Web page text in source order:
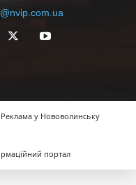
Реклама у Нововолинську
портал